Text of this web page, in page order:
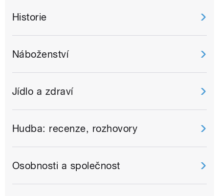
Historie
Náboženství
Jídlo a zdraví
Hudba: recenze, rozhovory
Osobnosti a společnost